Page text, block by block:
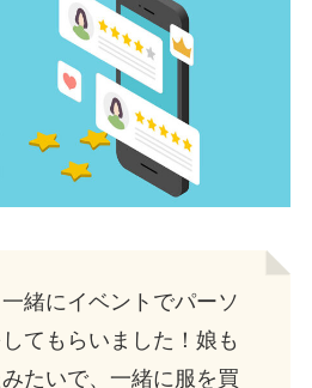
一緒にイベントでパーソ
てもらいました！娘も
たいで、一緒に服を買